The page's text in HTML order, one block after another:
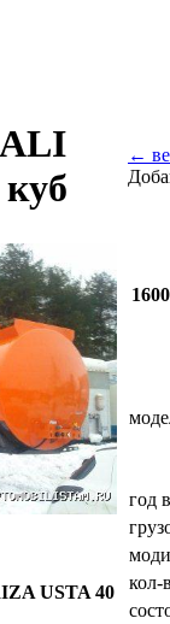
ALI
←
USTA 40
год
кол-